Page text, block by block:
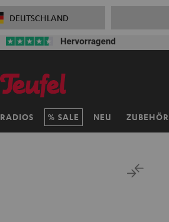
DEUTSCHLAND
RADIOS SALE NEU ZUBEHÖR